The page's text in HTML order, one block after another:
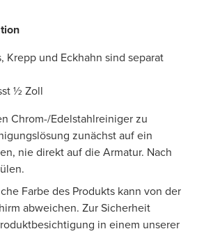
Krepp und Eckhahn sind separat
½ Zoll
Chrom-/Edelstahlreiniger zu
zunächst auf ein
nie direkt auf die Armatur. Nach
Farbe des Produkts kann von der
abweichen. Zur Sicherheit
in einem unserer